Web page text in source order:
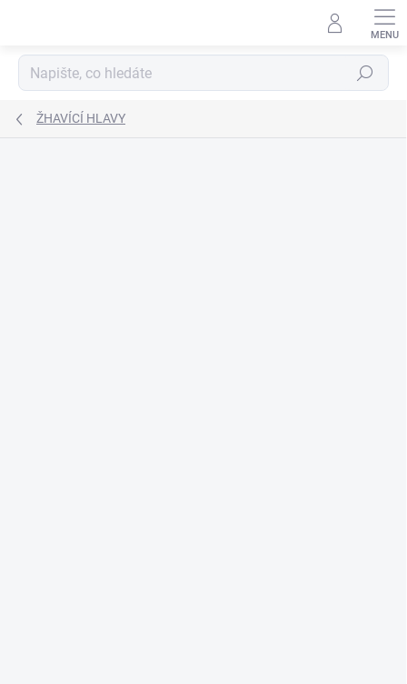
Hledat
ŽHAVÍCÍ HLAVY